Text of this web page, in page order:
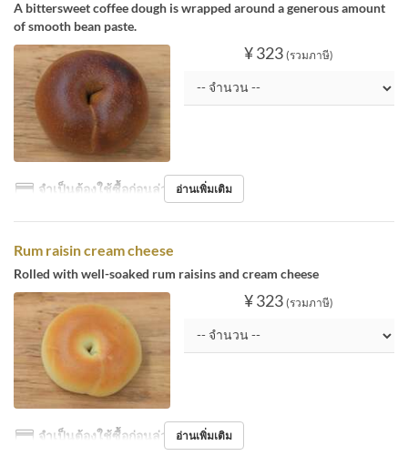
A bittersweet coffee dough is wrapped around a generous amount
of smooth bean paste.
¥ 323 (รวมภาษี)
จำเป็นต้องใช้ซื้อก่อนล่วงหน้าอ่านเพิ่มเติม
Rum raisin cream cheese
Rolled with well-soaked rum raisins and cream cheese
¥ 323 (รวมภาษี)
จำเป็นต้องใช้ซื้อก่อนล่วงหน้าอ่านเพิ่มเติม